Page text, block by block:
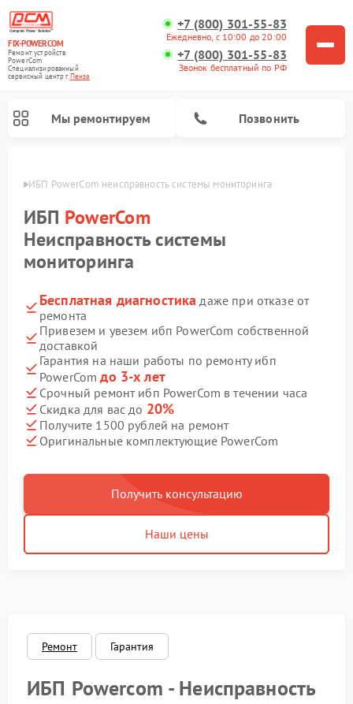
FIX-POWERCOM
Ремонт устройств
PowerCom
Специализированный
cервисный центр г.Пенза
+7 (800) 301-55-83
Ежедневно, с 10:00 до 20:00
+7 (800) 301-55-83
Звонок бесплатный по РФ
Мы ремонтируем Позвонить
ИБП PowerCom неисправность системы мониторинга
ИБП PowerCom
Неисправность системы
мониторинга
Бесплатная диагностика даже при отказе от
ремонта
Привезем и увезем ибп PowerCom собственной
доставкой
Гарантия на наши работы по ремонту ибп
PowerComдо 3-х лет
Срочный ремонт ибп PowerCom в течении часа
Скидка для вас до 20%
Получите 1500 рублей на ремонт
Оригинальные комплектующие PowerCom
Получить консультацию
Наши цены
Ремонт Гарантия
ИБП Powercom - Неисправность